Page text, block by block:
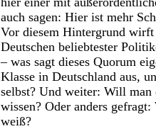
auch sagen: Hier ist mehr
Vor diesem Hintergrund wirft
Deutschen beliebtester
– was sagt dieses Quorum
Klasse in Deutschland aus,
selbst? Und weiter: Will
wissen? Oder anders
weiß?